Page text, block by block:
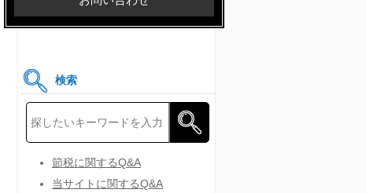
検索
節税に関するQ&A
当サイトに関するQ&A